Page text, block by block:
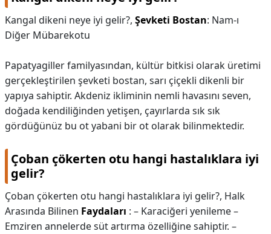
Kangal dikeni neye iyi gelir?, Şevketi Bostan: Nam-ı
Diğer Mübarekotu
Papatyagiller familyasından, kültür bitkisi olarak üretimi
gerçekleştirilen şevketi bostan, sarı çiçekli dikenli bir
yapıya sahiptir. Akdeniz ikliminin nemli havasını seven,
doğada kendiliğinden yetişen, çayırlarda sık sık
gördüğünüz bu ot yabani bir ot olarak bilinmektedir.
Çoban çökerten otu hangi hastalıklara iyi
gelir?
Çoban çökerten otu hangi hastalıklara iyi gelir?, Halk
Arasında Bilinen Faydaları : – Karaciğeri yenileme –
Emziren annelerde süt artırma özelliğine sahiptir. –